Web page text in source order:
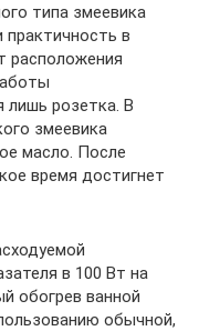
типа змеевика
в
расположения
лишь розетка. В
змеевика
масло. После
время достигнет
в 100 Вт на
обогрев ванной
обычной,